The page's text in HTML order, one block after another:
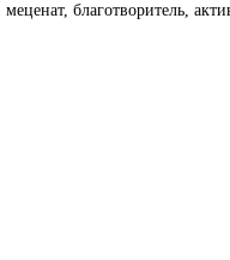
благотворитель,